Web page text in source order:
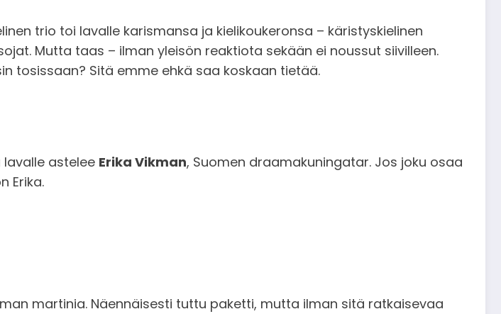
trio toi lavalle karismansa ja kielikoukeronsa – käristyskielinen
Mutta taas – ilman yleisön reaktiota sekään ei noussut siivilleen.
tosissaan? Sitä emme ehkä saa koskaan tietää.
astelee Erika Vikman, Suomen draamakuningatar. Jos joku osaa
Erika.
martinia. Näennäisesti tuttu paketti, mutta ilman sitä ratkaisevaa